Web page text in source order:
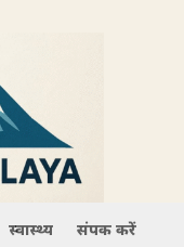
स्वास्थ्य संपर्क करें